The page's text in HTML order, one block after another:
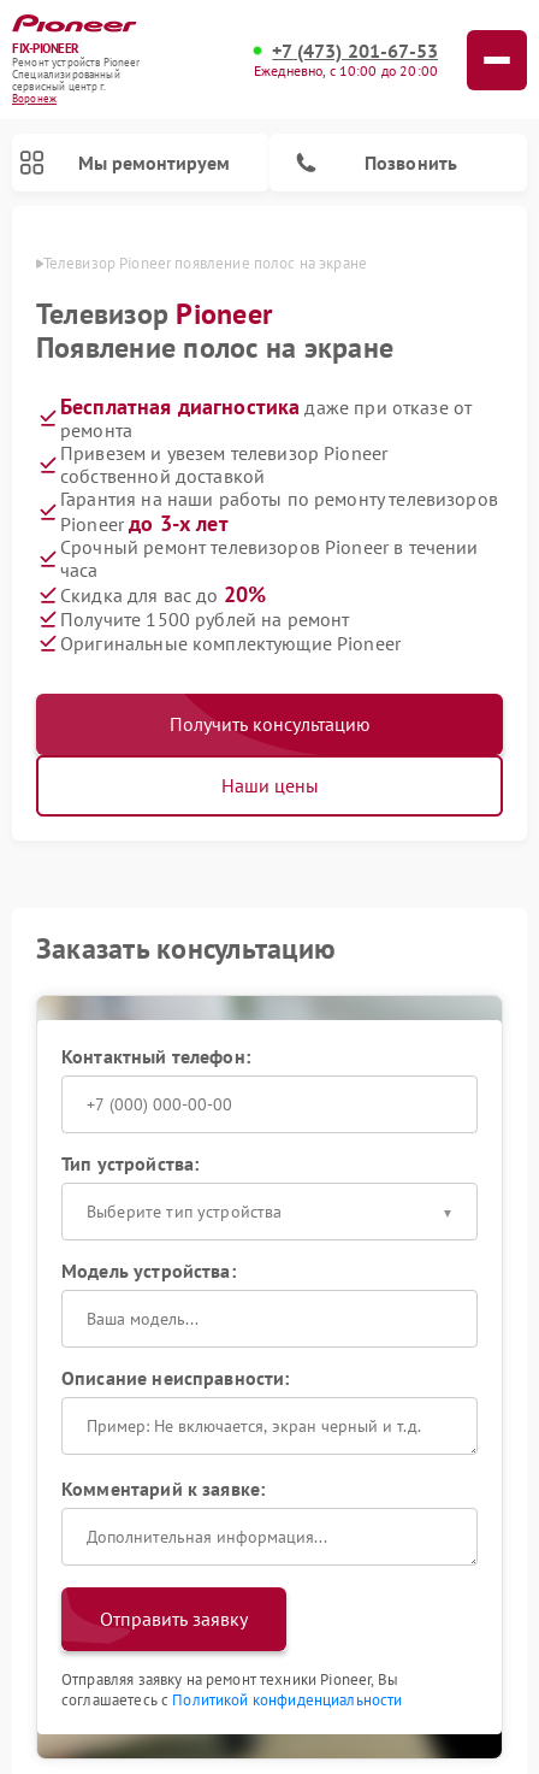
FIX-PIONEER
Ремонт устройств Pioneer
Специализированный
cервисный центр г.
Воронеж
+7 (473) 201-67-53
Ежедневно, с 10:00 до 20:00
Мы ремонтируем Позвонить
Телевизор Pioneer появление полос на экране
Телевизор Pioneer
Появление полос на экране
Бесплатная диагностика даже при отказе от
ремонта
Привезем и увезем телевизор Pioneer
собственной доставкой
Гарантия на наши работы по ремонту телевизоров
Pioneerдо 3-х лет
Срочный ремонт телевизоров Pioneer в течении
часа
Скидка для вас до 20%
Получите 1500 рублей на ремонт
Оригинальные комплектующие Pioneer
Получить консультацию
Наши цены
Заказать консультацию
Контактный телефон:
Тип устройства:
Выберите тип устройства
Модель устройства:
Описание неисправности:
Комментарий к заявке:
Отправить заявку
Отправляя заявку на ремонт техники Pioneer, Вы
соглашаетесь с Политикой конфиденциальности